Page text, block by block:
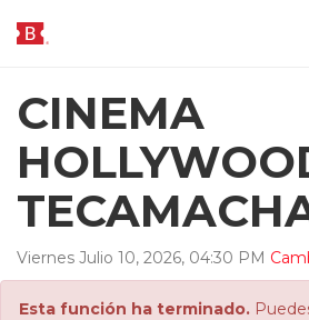
CINEMA
Viernes Julio 10, 2026, 04:30 PM
Esta función ha terminado.